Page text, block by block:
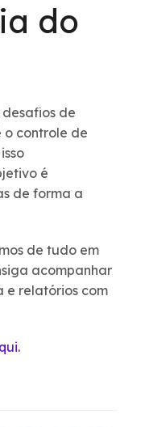
do
de
controle de
é
de forma a
de tudo em
acompanhar
e relatórios com